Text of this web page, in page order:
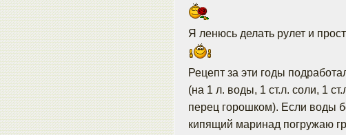
Я ленюсь делать рулет и
Рецепт за эти годы
(на 1 л. воды, 1 ст.л. соли, 1
перец горошком). Если воды
кипящий маринад погружаю